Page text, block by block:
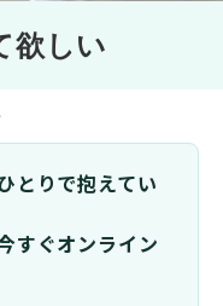
欲しい
とりで抱えてい
すぐオンライン